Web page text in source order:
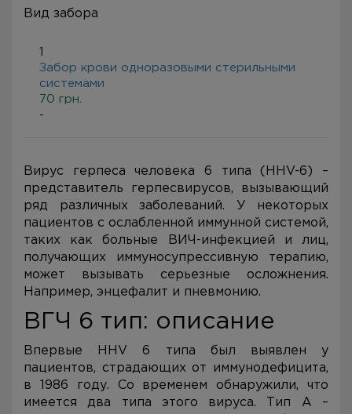
Вид забора
1
Забор крови одноразовыми стерильными
системами
70 грн.
-
Вирус герпеса человека 6 типа (HHV-6) –
представитель герпесвирусов, вызывающий
ряд различных заболеваний. У некоторых
пациентов с ослабленной иммунной системой,
таких как больные ВИЧ-инфекцией и лиц,
получающих иммуносупрессивную терапию,
может вызывать серьезные осложнения.
Например, энцефалит и пневмонию.
ВГЧ 6 тип: описание
Впервые HHV 6 типа был выявлен у
пациентов, страдающих от иммунодефицита,
в 1986 году. Со временем обнаружили, что
имеется два типа этого вируса. Тип А –